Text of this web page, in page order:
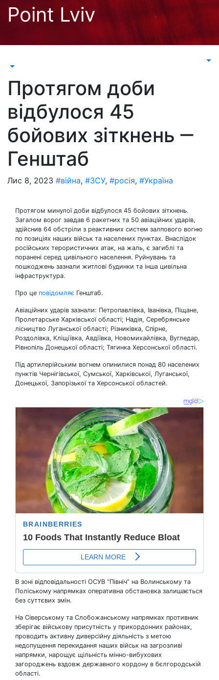
Перейти
Point Lviv
Протягом доби
відбулося 45
бойових зіткнень ‒
Генштаб
Лис 8, 2023 #війна, #ЗСУ, #росія, #Україна
Протягом минулої доби відбулося 45 бойових зіткнень.
Загалом ворог завдав 6 ракетних та 50 авіаційних ударів,
здійснив 64 обстріли з реактивних систем залпового вогню
по позиціях наших військ та населених пунктах. Внаслідок
російських терористичних атак, на жаль, є загиблі та
поранені серед цивільного населення. Руйнувань та
пошкоджень зазнали житлові будинки та інша цивільна
інфраструктура.
Про це повідомляє Генштаб.
Авіаційних ударів зазнали: Петропавлівка, Іванівка, Піщане,
Пролетарське Харківської області; Надія, Серебрянське
лісництво Луганської області; Різниківка, Спірне,
Роздолівка, Кліщіївка, Авдіївка, Новомихайлівка, Вугледар,
Рівнопіль Донецької області; Тягинка Херсонської області.
Під артилерійським вогнем опинилися понад 80 населених
пунктів Чернігівської, Сумської, Харківської, Луганської,
Донецької, Запорізької та Херсонської областей.
В зоні відповідальності ОСУВ “Північ” на Волинському та
Поліському напрямках оперативна обстановка залишається
без суттєвих змін.
На Сіверському та Слобожанському напрямках противник
зберігає військову присутність у прикордонних районах,
проводить активну диверсійну діяльність з метою
недопущення перекидання наших військ на загрозливі
напрямки, нарощує щільність мінно-вибухових
загороджень вздовж державного кордону в бєлгородській
області.